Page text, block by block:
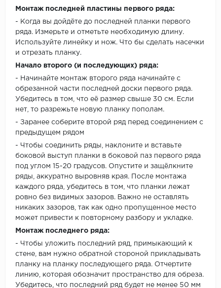
Монтаж последней пластины первого ряда:
- Когда вы дойдёте до последней планки первого
ряда. Измерьте и отметьте необходимую длину.
Используйте линейку и нож. Что бы сделать насечки
и отрезать планку.
Начало второго (и последующих) ряда:
- Начинайте монтаж второго ряда начинайте с
обрезанной части последней доски первого ряда.
Убедитесь в том, что её размер свыше 30 см. Если
нет, то разрежьте новую планку пополам.
- Заранее соберите второй ряд перед соединением с
предыдущем рядом
- Чтобы соединить ряды, наклоните и вставьте
боковой выступ планки в боковой паз первого ряда
под углом 15-20 градусов. Опустите и защёлкните
ряды, аккуратно выровняв края. После монтажа
каждого ряда, убедитесь в том, что планки лежат
ровно без видимых зазоров. Важно не оставлять
никаких зазоров, так как одно пропущенное место
может привести к повторному разбору и укладке.
Монтаж последнего ряда:
- Чтобы уложить последний ряд, примыкающий к
стене, вам нужно обратной стороной прикладывать
планку на планку последующего ряда. Отчертите
линию, которая обозначит пространство для обреза.
Убедитесь, что последний ряд будет не менее 50 мм